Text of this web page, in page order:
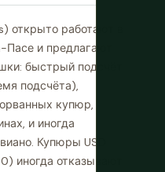
открыто работают в
и предлагают
быстрый подсчёт
подсчёта),
купюр,
и иногда
Купюры USD
иногда отказывают